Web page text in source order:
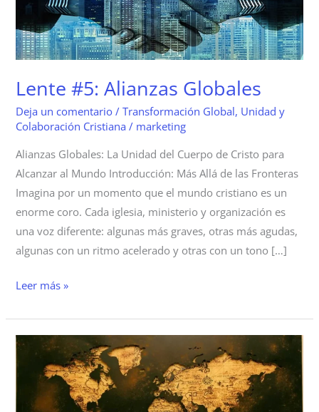
Lente #5: Alianzas Globales
Deja un comentario /Transformación Global, Unidad y
Colaboración Cristiana / marketing
Alianzas Globales: La Unidad del Cuerpo de Cristo para
Alcanzar al Mundo Introducción: Más Allá de las Fronteras
Imagina por un momento que el mundo cristiano es un
enorme coro. Cada iglesia, ministerio y organización es
una voz diferente: algunas más graves, otras más agudas,
algunas con un ritmo acelerado y otras con un tono […]
Leer más »
Lente
Desafíos